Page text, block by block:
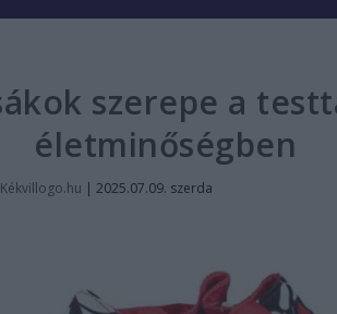
szerepe a
életminőségben
Kékvillogo.hu |2025.07.09. szerda